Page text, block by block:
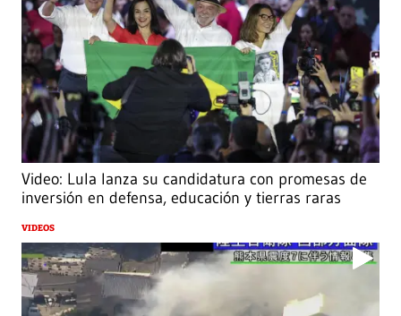
Video: Lula lanza su candidatura con promesas de
inversión en defensa, educación y tierras raras
VIDEOS